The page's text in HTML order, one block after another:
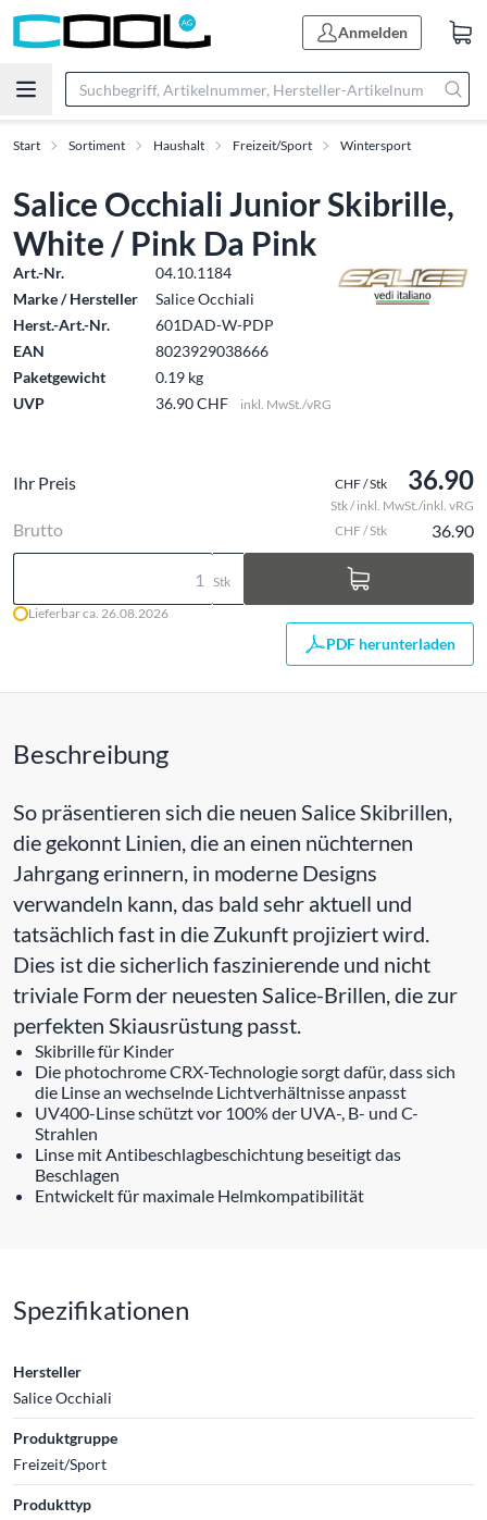
Anmelden
Start Sortiment Haushalt Freizeit/Sport Wintersport
Salice Occhiali Junior Skibrille,
White / Pink Da Pink
Art.-Nr.
04.10.1184
Marke / Hersteller
Salice Occhiali
Herst.-Art.-Nr.
601DAD-W-PDP
EAN
8023929038666
Paketgewicht
0.19 kg
UVP
36.90 CHF inkl. MwSt./vRG
Ihr Preis CHF / Stk 36.90
Stk / inkl. MwSt./inkl. vRG
Brutto CHF / Stk 36.90
Stk
Lieferbar ca. 26.08.2026
PDF herunterladen
Beschreibung
So präsentieren sich die neuen Salice Skibrillen,
die gekonnt Linien, die an einen nüchternen
Jahrgang erinnern, in moderne Designs
verwandeln kann, das bald sehr aktuell und
tatsächlich fast in die Zukunft projiziert wird.
Dies ist die sicherlich faszinierende und nicht
triviale Form der neuesten Salice-Brillen, die zur
perfekten Skiausrüstung passt.
Skibrille für Kinder
Die photochrome CRX-Technologie sorgt dafür, dass sich
die Linse an wechselnde Lichtverhältnisse anpasst
UV400-Linse schützt vor 100% der UVA-, B- und C-
Strahlen
Linse mit Antibeschlagbeschichtung beseitigt das
Beschlagen
Entwickelt für maximale Helmkompatibilität
Spezifikationen
Hersteller
Salice Occhiali
Produktgruppe
Freizeit/Sport
Produkttyp